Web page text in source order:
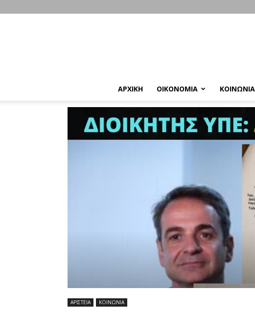
ΑΡΧΙΚΗ ΟΙΚΟΝΟΜΙΑ ΚΟΙΝΩΝΙΑ
ΑΡΙΣΤΕΙΑ ΚΟΙΝΩΝΙΑ